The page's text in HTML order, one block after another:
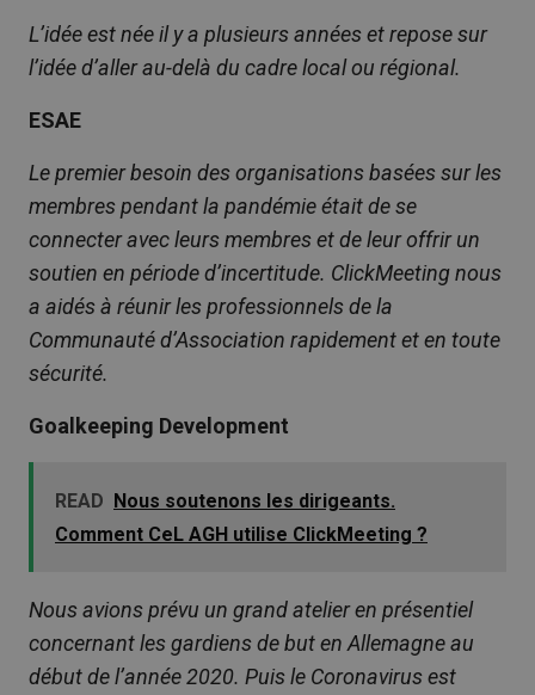
L’idée est née il y a plusieurs années et repose sur
l’idée d’aller au-delà du cadre local ou régional.
ESAE
Le premier besoin des organisations basées sur les
membres pendant la pandémie était de se
connecter avec leurs membres et de leur offrir un
soutien en période d’incertitude. ClickMeeting nous
a aidés à réunir les professionnels de la
Communauté d’Association rapidement et en toute
sécurité.
Goalkeeping Development
READ Nous soutenons les dirigeants.
Comment CeL AGH utilise ClickMeeting ?
Nous avions prévu un grand atelier en présentiel
concernant les gardiens de but en Allemagne au
début de l’année 2020. Puis le Coronavirus est